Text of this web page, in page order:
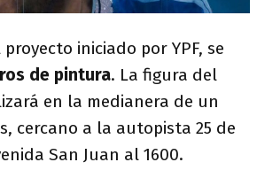
iniciado por YPF, se
de pintura. La figura del
en la medianera de un
cercano a la autopista 25 de
San Juan al 1600.